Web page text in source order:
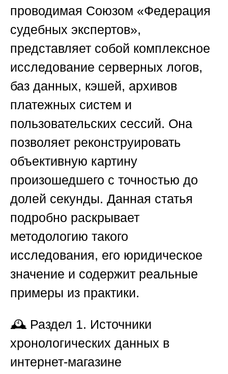
проводимая Союзом «Федерация
судебных экспертов»,
представляет собой комплексное
исследование серверных логов,
баз данных, кэшей, архивов
платежных систем и
пользовательских сессий. Она
позволяет реконструировать
объективную картину
произошедшего с точностью до
долей секунды. Данная статья
подробно раскрывает
методологию такого
исследования, его юридическое
значение и содержит реальные
примеры из практики.
🕰️ Раздел 1. Источники
хронологических данных в
интернет-магазине